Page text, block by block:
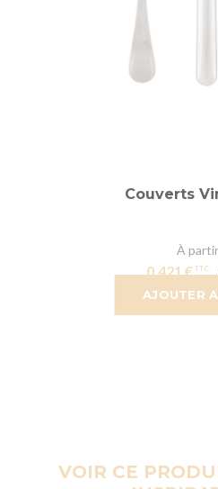
AJOUTER
Couverts
À
0,421 €
VOIR CE